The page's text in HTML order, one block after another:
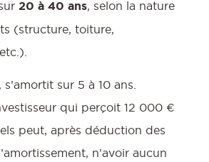
20 à 40 ans, selon la nature
(structure, toiture,
sur 5 à 10 ans.
qui perçoit 12 000 €
peut, après déduction des
n’avoir aucun